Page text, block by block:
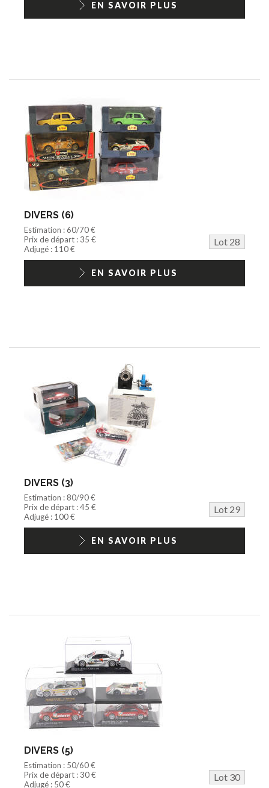
EN SAVOIR PLUS
DIVERS (6)
Estimation : 60/70 €
Prix de départ : 35 €
Lot 28
Adjugé : 110 €
EN SAVOIR PLUS
DIVERS (3)
Estimation : 80/90 €
Prix de départ : 45 €
Lot 29
Adjugé : 100 €
EN SAVOIR PLUS
DIVERS (5)
Estimation : 50/60 €
Prix de départ : 30 €
Lot 30
Adjugé : 50 €